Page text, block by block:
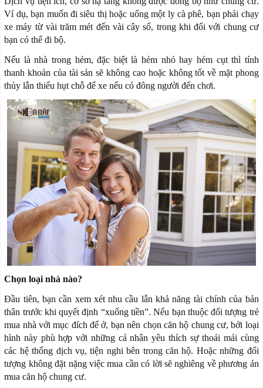
Ví dụ, bạn muốn đi siêu thị hoặc uống một ly cà phê, bạn phải chạy
xe máy từ vài trăm mét đến vài cây số, trong khi đối với chung cư
bạn có thể đi bộ.
Nếu là nhà trong hẻm, đặc biệt là hẻm nhỏ hay hẻm cụt thì tính
thanh khoản của tài sản sẽ không cao hoặc không tốt về mặt phong
thủy lẫn thiếu hụt chỗ để xe nếu có đông người đến chơi.
Chọn loại nhà nào?
Đầu tiên, bạn cần xem xét nhu cầu lẫn khả năng tài chính của bản
thân trước khi quyết định “xuống tiền”. Nếu bạn thuộc đối tượng trẻ
mua nhà với mục đích để ở, bạn nên chọn căn hộ chung cư, bởi loại
hình này phù hợp với những cá nhân yêu thích sự thoải mái cùng
các hệ thống dịch vụ, tiện nghi bên trong căn hộ. Hoặc những đối
tượng không đặt nặng việc mua cần có lời sẽ nghiêng về phương án
mua căn hộ chung cư.